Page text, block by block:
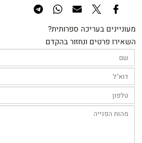
מעוניינים בעריכה ספרותית?
השאירו פרטים ונחזור בהקדם